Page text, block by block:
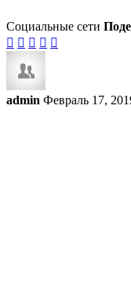
Социальные сети
    
admin Февраль 17,